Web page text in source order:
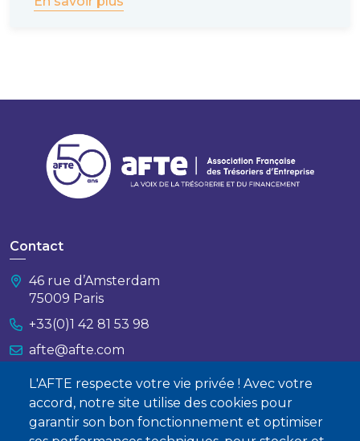
L'AFTE respecte votre vie privée ! Avec votre
accord, notre site utilise des cookies pour
garantir son bon fonctionnement et optimiser
Contact
46 rue d’Amsterdam
75009 Paris
+33(0)1 42 81 53 98
afte@afte.com
Nous contacter
À propos